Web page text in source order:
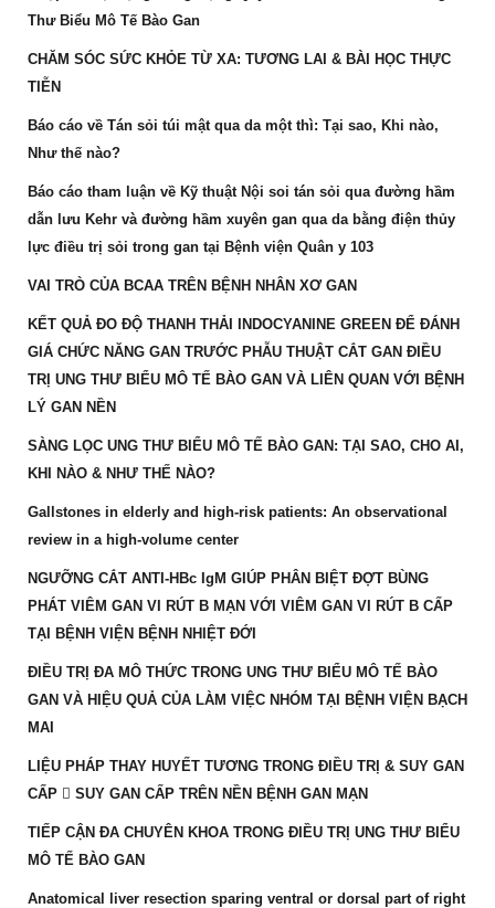
Thư Biểu Mô Tế Bào Gan
CHĂM SÓC SỨC KHỎE TỪ XA: TƯƠNG LAI & BÀI HỌC THỰC
TIỄN
Báo cáo về Tán sỏi túi mật qua da một thì: Tại sao, Khi nào,
Như thế nào?
Báo cáo tham luận về Kỹ thuật Nội soi tán sỏi qua đường hầm
dẫn lưu Kehr và đường hầm xuyên gan qua da bằng điện thủy
lực điều trị sỏi trong gan tại Bệnh viện Quân y 103
VAI TRÒ CỦA BCAA TRÊN BỆNH NHÂN XƠ GAN
KẾT QUẢ ĐO ĐỘ THANH THẢI INDOCYANINE GREEN ĐỂ ĐÁNH
GIÁ CHỨC NĂNG GAN TRƯỚC PHẪU THUẬT CẮT GAN ĐIỀU
TRỊ UNG THƯ BIỂU MÔ TẾ BÀO GAN VÀ LIÊN QUAN VỚI BỆNH
LÝ GAN NỀN
SÀNG LỌC UNG THƯ BIỂU MÔ TẾ BÀO GAN: TẠI SAO, CHO AI,
KHI NÀO & NHƯ THẾ NÀO?
Gallstones in elderly and high-risk patients: An observational
review in a high-volume center
NGƯỠNG CẮT ANTI-HBc IgM GIÚP PHÂN BIỆT ĐỢT BÙNG
PHÁT VIÊM GAN VI RÚT B MẠN VỚI VIÊM GAN VI RÚT B CẤP
TẠI BỆNH VIỆN BỆNH NHIỆT ĐỚI
ĐIỀU TRỊ ĐA MÔ THỨC TRONG UNG THƯ BIỂU MÔ TẾ BÀO
GAN VÀ HIỆU QUẢ CỦA LÀM VIỆC NHÓM TẠI BỆNH VIỆN BẠCH
MAI
LIỆU PHÁP THAY HUYẾT TƯƠNG TRONG ĐIỀU TRỊ & SUY GAN
CẤP  SUY GAN CẤP TRÊN NỀN BỆNH GAN MẠN
TIẾP CẬN ĐA CHUYÊN KHOA TRONG ĐIỀU TRỊ UNG THƯ BIỂU
MÔ TẾ BÀO GAN
Anatomical liver resection sparing ventral or dorsal part of right